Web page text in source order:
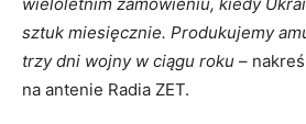
wieloletnim zamówieniu, kiedy
sztuk miesięcznie. Produkujemy
trzy dni wojny w ciągu roku –
na antenie Radia ZET.